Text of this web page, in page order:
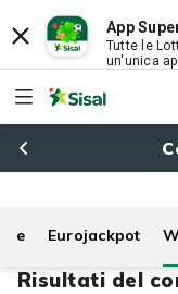
App
Tutte le
un'unica
Eurojackpot
Risultati del